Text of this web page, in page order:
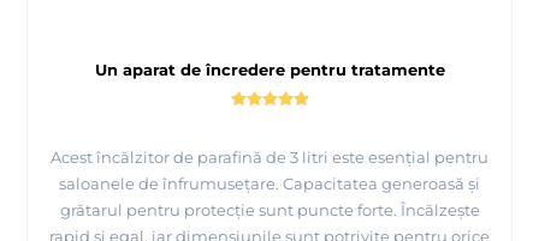
Un aparat de încredere pentru tratamente
Acest încălzitor de parafină de 3 litri este esențial pentru
saloanele de înfrumusețare. Capacitatea generoasă și
grătarul pentru protecție sunt puncte forte. Încălzește
rapid și egal, iar dimensiunile sunt potrivite pentru orice